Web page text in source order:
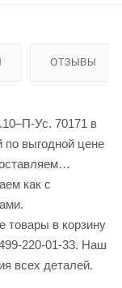
ОТЗЫВЫ
Ус. 70171 в
по выгодной цене
как с
товары в корзину
220-01-33. Наш
всех деталей.